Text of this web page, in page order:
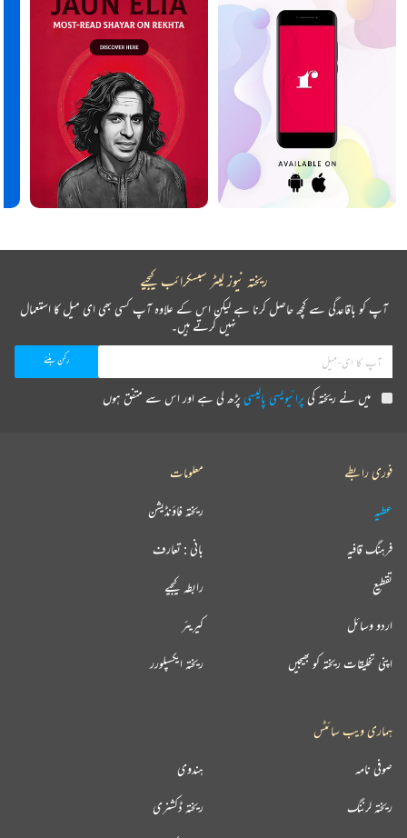
ریختہ نیوز لیٹر سبسکرائب کیجیے
آپ کو باقاعدگی سے کچھ حاصل کرنا ہے لیکن اس کے علاوہ آپ کسی بھی ای میل کا استعمال
نہیں کرتے ہیں۔
میں نے ریختہ کیپرائیویسی پالیسیپڑھ لی ہے اور اس سے متفق ہوں
فوری رابطے
عطیہ
فرہنگ قافیہ
تقطیع
اردو وسائل
اپنی تخلیقات ریختہ کو بھیجیں
معلومات
ریختہ فاؤنڈیشن
بانی : تعارف
رابطہ کیجیے
کیریئر
ریختہ ایکسپلورر
ہماری ویب سائٹس
ہندوی صوفی نامہ
ریختہ ڈکشنری ریختہ لرننگ